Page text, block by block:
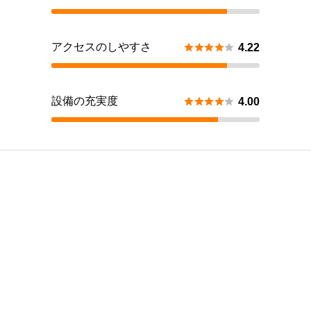
アクセスのしやすさ  4.22
設備の充実度  4.00